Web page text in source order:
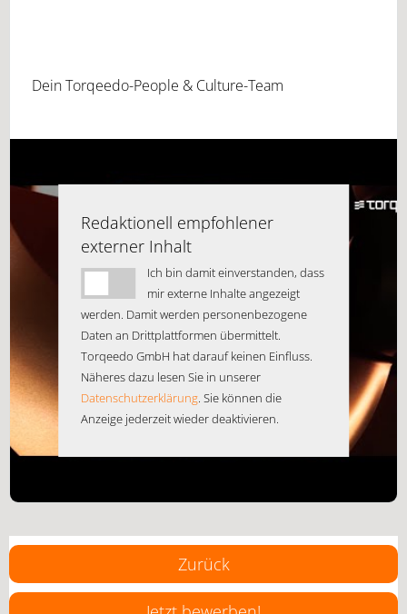
Zurück
Dein Torqeedo-People & Culture-Team
Redaktionell empfohlener
externer Inhalt
Ich bin damit einverstanden, dass
mir externe Inhalte angezeigt
werden. Damit werden personenbezogene
Daten an Drittplattformen übermittelt.
Torqeedo GmbH hat darauf keinen Einfluss.
Näheres dazu lesen Sie in unserer
Datenschutzerklärung. Sie können die
Anzeige jederzeit wieder deaktivieren.